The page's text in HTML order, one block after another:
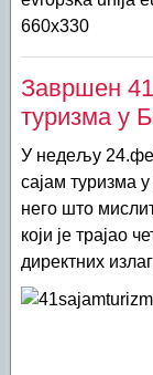
Завршен
туризма у
У недељу
сајам туризма
него што
који је трајао
директних